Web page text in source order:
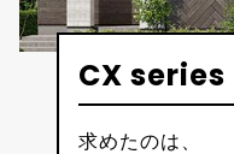
CX series
求めたのは、